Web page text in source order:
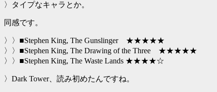
〉タイプなキャラとか。
同感です。
〉〉■Stephen King, The Gunslinger ★★★★★
〉〉■Stephen King, The Drawing of the Three ★★★★★
〉〉■Stephen King, The Waste Lands ★★★★☆
〉Dark Tower、読み初めたんですね。